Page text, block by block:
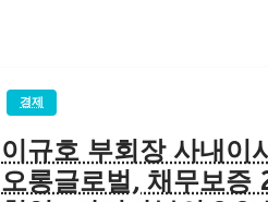
경제
이규호 부회장 사내이
오롱글로벌, 채무보증